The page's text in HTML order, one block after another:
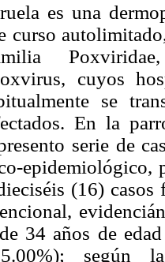
es una
curso
cuyos
se
En la
serie de
epidemiológico,
(16) casos
34 años de
según